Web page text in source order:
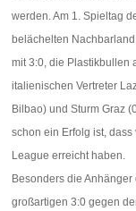
werden. Am 1. Spieltag
belächelten
mit 3:0, die Plastikbullen
italienischen Vertreter
Bilbao) und Sturm Graz
schon ein Erfolg ist,
League erreicht haben.
Besonders die
großartigen 3:0 gegen